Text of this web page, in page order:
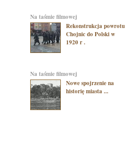
na taśmie filmowej
Rekonstrukcja powrotu
Chojnic do Polski w
1920 r .
na taśmie filmowej
Nowe spojrzenie na
historię miasta ...